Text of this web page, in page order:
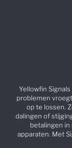
Yellowfin
problemen
op te lossen.
dalingen of
betalingen
apparaten. Met